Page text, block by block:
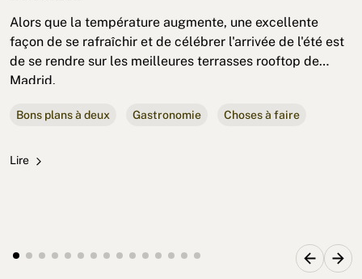
Alors que la température augmente, une excellente
façon de se rafraîchir et de célébrer l'arrivée de l'été est
de se rendre sur les meilleures terrasses rooftop de
Madrid.
Bons plans à deux Gastronomie Choses à faire
Lire